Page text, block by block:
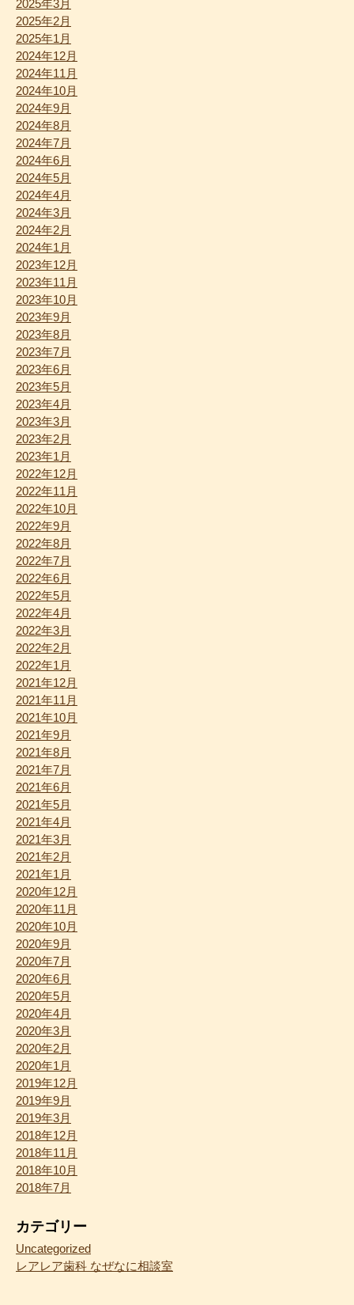
2025年3月
2025年2月
2025年1月
2024年12月
2024年11月
2024年10月
2024年9月
2024年8月
2024年7月
2024年6月
2024年5月
2024年4月
2024年3月
2024年2月
2024年1月
2023年12月
2023年11月
2023年10月
2023年9月
2023年8月
2023年7月
2023年6月
2023年5月
2023年4月
2023年3月
2023年2月
2023年1月
2022年12月
2022年11月
2022年10月
2022年9月
2022年8月
2022年7月
2022年6月
2022年5月
2022年4月
2022年3月
2022年2月
2022年1月
2021年12月
2021年11月
2021年10月
2021年9月
2021年8月
2021年7月
2021年6月
2021年5月
2021年4月
2021年3月
2021年2月
2021年1月
2020年12月
2020年11月
2020年10月
2020年9月
2020年7月
2020年6月
2020年5月
2020年4月
2020年3月
2020年2月
2020年1月
2019年12月
2019年9月
2019年3月
2018年12月
2018年11月
2018年10月
2018年7月
カテゴリー
Uncategorized
レアレア歯科 なぜなに相談室